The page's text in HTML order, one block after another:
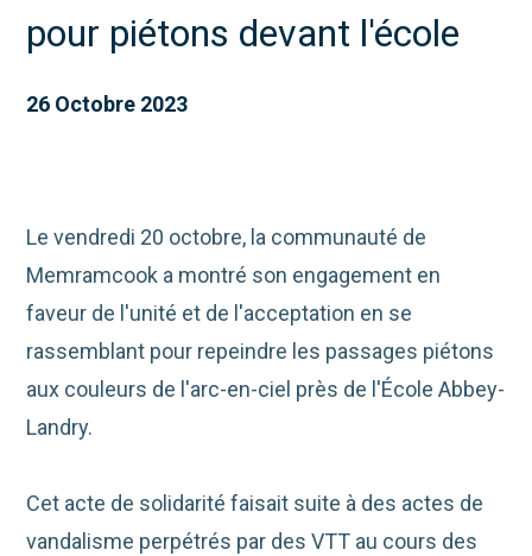
pour piétons devant l'école
26 Octobre 2023
Le vendredi 20 octobre, la communauté de
Memramcook a montré son engagement en
faveur de l'unité et de l'acceptation en se
rassemblant pour repeindre les passages piétons
aux couleurs de l'arc-en-ciel près de l'École Abbey-
Landry.
Cet acte de solidarité faisait suite à des actes de
vandalisme perpétrés par des VTT au cours des